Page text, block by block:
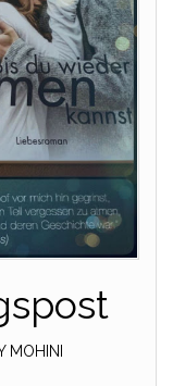
MOHINI